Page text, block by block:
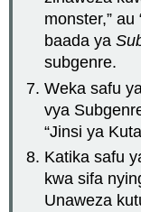
monster,”
baada ya
subgenre.
Weka safu
vya
“Jinsi ya
Katika safu
kwa sifa
Unaweza